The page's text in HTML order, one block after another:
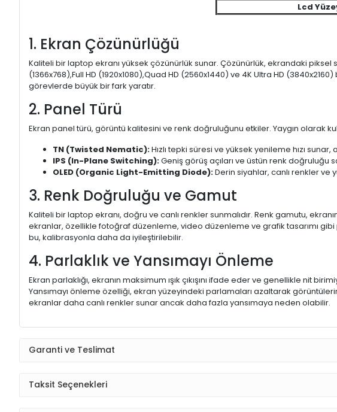
Lcd
1. Ekran Çözünürlüğü
Kaliteli bir laptop ekranı yüksek çözünürlük sunar. Çözünürlük, ekrandaki piksel
(1366x768),Full HD (1920x1080),Quad HD (2560x1440) ve 4K Ultra HD
görevlerde büyük bir fark yaratır.
2. Panel Türü
Ekran panel türü, görüntü kalitesini ve renk doğruluğunu etkiler. Yaygın olarak
TN (Twisted Nematic):Hızlı tepki süresi ve yüksek yenileme hızı sunar,
IPS (In-Plane Switching):Geniş görüş açıları ve üstün renk
OLED (Organic Light-Emitting Diode):Derin siyahlar, canlı renkler ve
3. Renk Doğruluğu ve Gamut
Kaliteli bir laptop ekranı, doğru ve canlı renkler sunmalıdır. Renk gamutu,
ekranlar, özellikle fotoğraf düzenleme, video düzenleme ve grafik tasarımı
bu, kalibrasyonla daha da iyileştirilebilir.
4. Parlaklık ve Yansımayı Önleme
Ekran parlaklığı, ekranın maksimum ışık çıkışını ifade eder ve genellikle nit
Yansımayı önleme özelliği, ekran yüzeyindeki parlamaları azaltarak
ekranlar daha canlı renkler sunar ancak daha fazla yansımaya neden olabilir.
Garanti ve Teslimat
Taksit Seçenekleri